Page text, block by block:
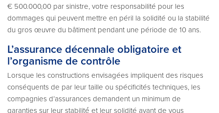
€ 500.000,00 par sinistre, votre responsabilité pour les
dommages qui peuvent mettre en péril la solidité ou la stabilité
du gros œuvre du bâtiment pendant une période de 10 ans.
L’assurance décennale obligatoire et
l’organisme de contrôle
Lorsque les constructions envisagées impliquent des risques
conséquents de par leur taille ou spécificités techniques, les
compagnies d’assurances demandent un minimum de
garanties sur leur stabilité́ et leur solidité avant de vous